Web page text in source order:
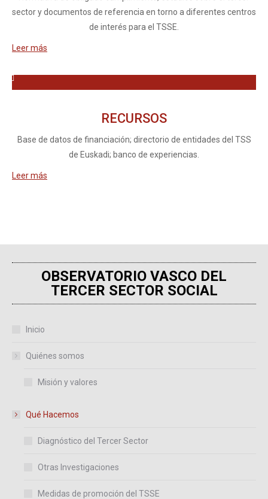
sector y documentos de referencia en torno a diferentes centros
de interés para el TSSE.
Leer más
RECURSOS
Base de datos de financiación; directorio de entidades del TSS
de Euskadi; banco de experiencias.
Leer más
OBSERVATORIO VASCO DEL
TERCER SECTOR SOCIAL
Inicio
Quiénes somos
Misión y valores
Qué Hacemos
Diagnóstico del Tercer Sector
Otras Investigaciones
Medidas de promoción del TSSE